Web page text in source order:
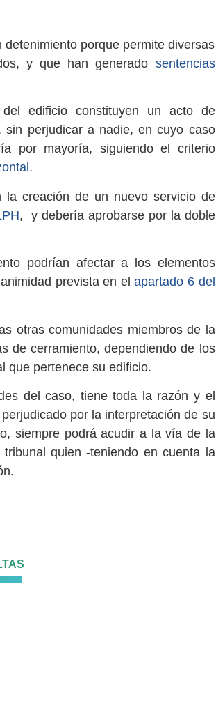
porque permite diversas
y que han generado sentencias
edificio constituyen un acto de
sin perjudicar a nadie, en cuyo caso
por mayoría, siguiendo el criterio
.
la creación de un nuevo servicio de
, y debería aprobarse por la doble
podrían afectar a los elementos
prevista en elapartado 6 del
otras comunidades miembros de la
de cerramiento, dependiendo de los
que pertenece su edificio.
del caso, tiene toda la razón y el
por la interpretación de su
siempre podrá acudir a la vía de la
quien -teniendo en cuenta la